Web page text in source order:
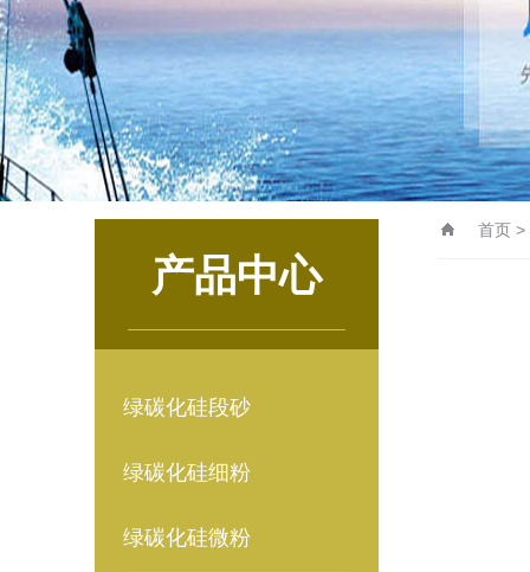
产品中心
绿碳化硅段砂
绿碳化硅细粉
绿碳化硅微粉
首页 >